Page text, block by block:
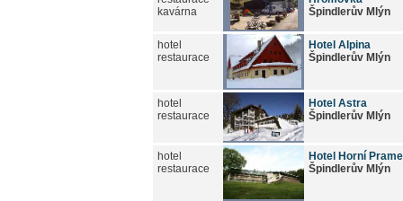
kavárna
Špindlerův Mlýn
hotel
restaurace
Hotel Alpina
Špindlerův Mlýn
hotel
restaurace
Hotel Astra
Špindlerův Mlýn
hotel
restaurace
Hotel Horní
Špindlerův Mlýn